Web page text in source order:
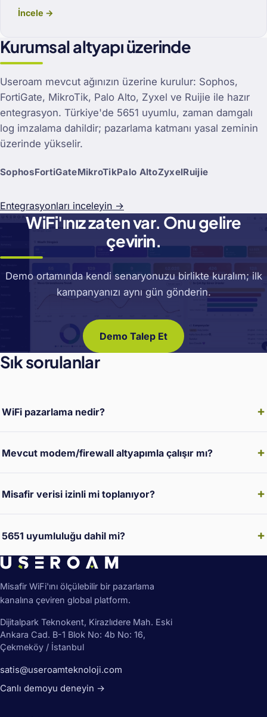
İncele →
Kurumsal altyapı üzerinde
Useroam mevcut ağınızın üzerine kurulur: Sophos,
FortiGate, MikroTik, Palo Alto, Zyxel ve Ruijie ile hazır
entegrasyon. Türkiye'de 5651 uyumlu, zaman damgalı
log imzalama dahildir; pazarlama katmanı yasal zeminin
üzerinde yükselir.
SophosFortiGateMikroTikPalo AltoZyxelRuijie
Entegrasyonları inceleyin →
WiFi'ınız zaten var. Onu gelire
çevirin.
Demo ortamında kendi senaryonuzu birlikte kuralım; ilk
kampanyanızı aynı gün gönderin.
Demo Talep Et
Sık sorulanlar
WiFi pazarlama nedir?
Mevcut modem/firewall altyapımla çalışır mı?
Misafir verisi izinli mi toplanıyor?
5651 uyumluluğu dahil mi?
Misafir WiFi'ını ölçülebilir bir pazarlama
kanalına çeviren global platform.
Dijitalpark Teknokent, Kirazlıdere Mah. Eski
Ankara Cad. B-1 Blok No: 4b No: 16,
Çekmeköy / İstanbul
satis@useroamteknoloji.com
Canlı demoyu deneyin →